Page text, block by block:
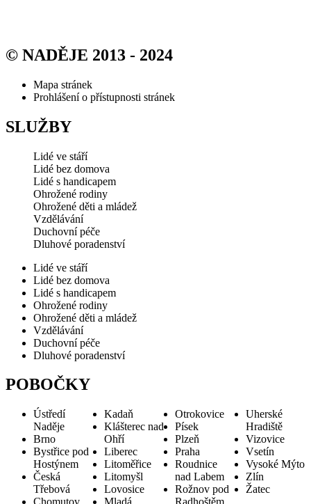
© NADĚJE 2013 - 2024
Mapa stránek
Prohlášení o přístupnosti stránek
SLUŽBY
Lidé ve stáří
Lidé bez domova
Lidé s handicapem
Ohrožené rodiny
Ohrožené děti a mládež
Vzdělávání
Duchovní péče
Dluhové poradenství
Lidé ve stáří
Lidé bez domova
Lidé s handicapem
Ohrožené rodiny
Ohrožené děti a mládež
Vzdělávání
Duchovní péče
Dluhové poradenství
POBOČKY
Ústředí
Naděje
Brno
Bystřice pod
Hostýnem
Česká
Třebová
Kadaň
Klášterec nad
Ohří
Liberec
Litoměřice
Litomyšl
Lovosice
Otrokovice
Písek
Plzeň
Praha
Roudnice
nad Labem
Rožnov pod
Uherské
Hradiště
Vizovice
Vsetín
Vysoké Mýto
Zlín
Žatec